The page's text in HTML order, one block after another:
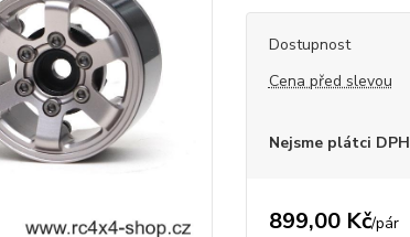
Dostupnost
Cena před slevou
Nejsme plátci DPH
899,00 Kč/pár